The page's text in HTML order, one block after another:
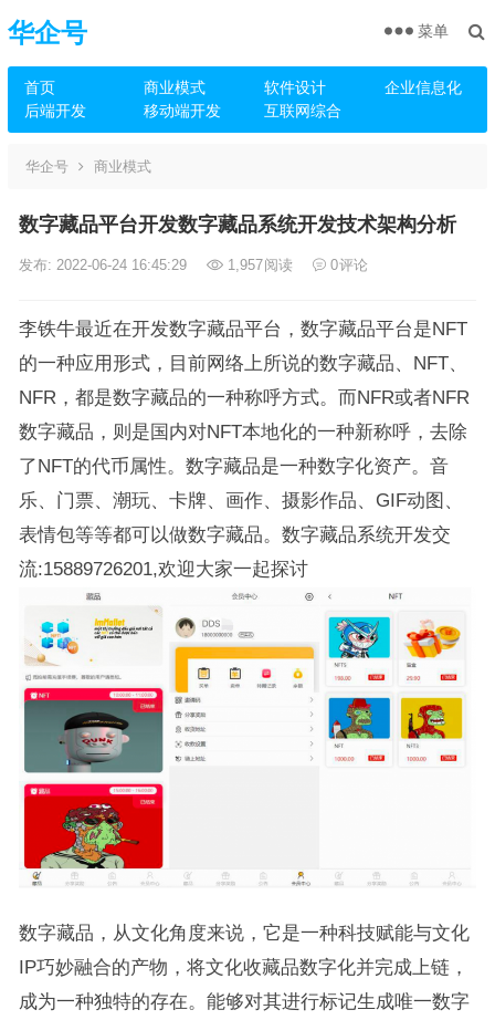
华企号
首页 商业模式 软件设计
企业信息化
后端开发
移动端开发 互联网综合
菜单
华企号 商业模式
数字藏品平台开发数字藏品系统开发技术架构分析
发布: 2022-06-24 16:45:29 1,957阅读 0评论
李铁牛最近在开发数字藏品平台，数字藏品平台是NFT
的一种应用形式，目前网络上所说的数字藏品、NFT、
NFR，都是数字藏品的一种称呼方式。而NFR或者NFR
数字藏品，则是国内对NFT本地化的一种新称呼，去除
了NFT的代币属性。数字藏品是一种数字化资产。音
乐、门票、潮玩、卡牌、画作、摄影作品、GIF动图、
表情包等等都可以做数字藏品。数字藏品系统开发交
流:15889726201,欢迎大家一起探讨
数字藏品，从文化角度来说，它是一种科技赋能与文化
IP巧妙融合的产物，将文化收藏品数字化并完成上链，
成为一种独特的存在。能够对其进行标记生成唯一数字